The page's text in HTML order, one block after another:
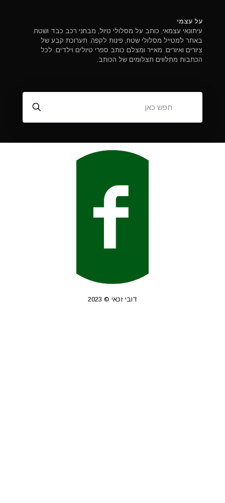
על עצמי
עיתונאי עצמאי, כותב על מסלולי טיול, מבחני רכב כבד ושטח.
באתר למטייל מסלולי שטח, פינות לקפה. תערוכת קבע של
ציורים ואיורים. מאייר ומצלם כותב ספרי טיולים וילדים. לכל
הכתבות מתלווים תצלומים של הכותב.
דובי זכאי © 2023